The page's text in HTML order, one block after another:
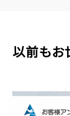
以前もお